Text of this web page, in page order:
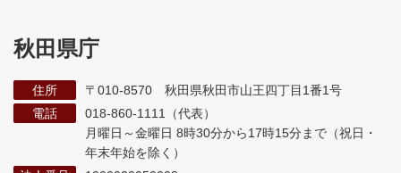
秋田県庁
住所
〒010-8570 秋田県秋田市山王四丁目1番1号
電話
018-860-1111（代表）
月曜日～金曜日 8時30分から17時15分まで （祝日・
年末年始を除く）